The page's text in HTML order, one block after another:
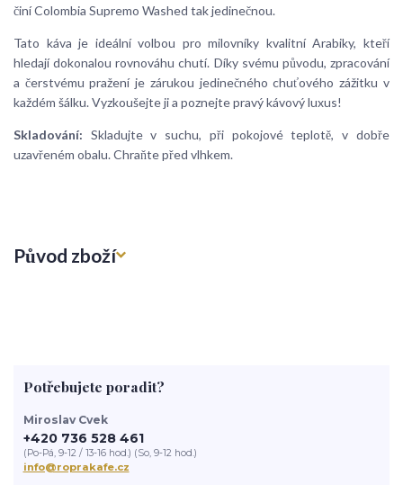
činí Colombia Supremo Washed tak jedinečnou.
Tato káva je ideální volbou pro milovníky kvalitní Arabiky, kteří
hledají dokonalou rovnováhu chutí. Díky svému původu, zpracování
a čerstvému pražení je zárukou jedinečného chuťového zážitku v
každém šálku. Vyzkoušejte ji a poznejte pravý kávový luxus!
Skladování: Skladujte v suchu, při pokojové teplotě, v dobře
uzavřeném obalu. Chraňte před vlhkem.
Původ zboží
Potřebujete poradit?
Miroslav Cvek
+420 736 528 461
(Po-Pá, 9-12 / 13-16 hod.) (So, 9-12 hod.)
info@roprakafe.cz